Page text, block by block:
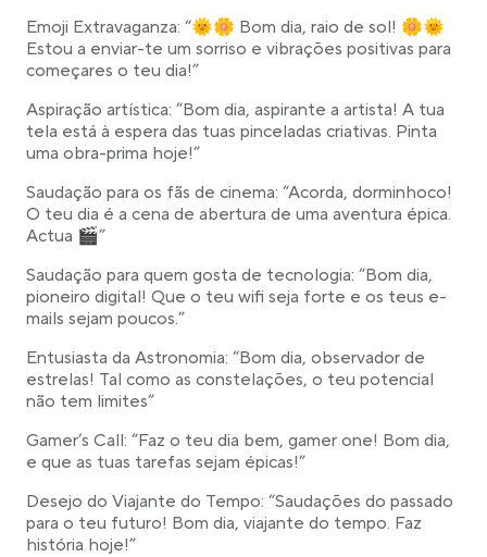
Emoji Extravaganza: “🌞🌼 Bom dia, raio de sol! 🌼🌞
Estou a enviar-te um sorriso e vibrações positivas para
começares o teu dia!”
Aspiração artística: “Bom dia, aspirante a artista! A tua
tela está à espera das tuas pinceladas criativas. Pinta
uma obra-prima hoje!”
Saudação para os fãs de cinema: “Acorda, dorminhoco!
O teu dia é a cena de abertura de uma aventura épica.
Actua 🎬”
Saudação para quem gosta de tecnologia: “Bom dia,
pioneiro digital! Que o teu wifi seja forte e os teus e-
mails sejam poucos.”
Entusiasta da Astronomia: “Bom dia, observador de
estrelas! Tal como as constelações, o teu potencial
não tem limites”
Gamer’s Call: “Faz o teu dia bem, gamer one! Bom dia,
e que as tuas tarefas sejam épicas!”
Desejo do Viajante do Tempo: “Saudações do passado
para o teu futuro! Bom dia, viajante do tempo. Faz
história hoje!”